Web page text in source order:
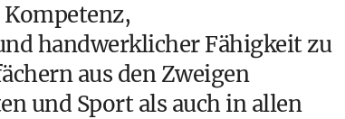
handwerklicher Fähigkeit zu
aus den Zweigen
und Sport als auch in allen